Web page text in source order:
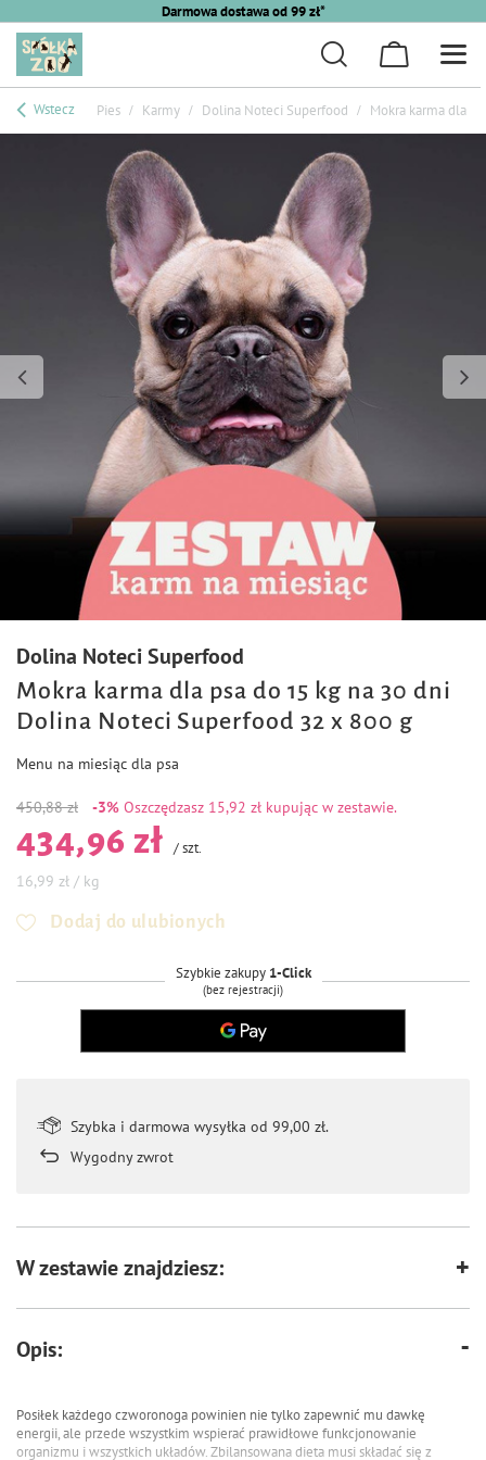
Darmowa dostawa od 99 zł*
Wstecz Pies Karmy Dolina Noteci Superfood Mokra karma dla
Dolina Noteci Superfood
Mokra karma dla psa do 15 kg na 30 dni
Dolina Noteci Superfood 32 x 800 g
Menu na miesiąc dla psa
450,88 zł -3% Oszczędzasz 15,92 zł kupując w zestawie.
434,96 zł /szt.
16,99 zł / kg
Dodaj do ulubionych
Szybkie zakupy 1-Click
(bez rejestracji)
Szybka i darmowa wysyłka od 99,00 zł.
Wygodny zwrot
W zestawie znajdziesz:
Opis:
Posiłek każdego czworonoga powinien nie tylko zapewnić mu dawkę
energii, ale przede wszystkim wspierać prawidłowe funkcjonowanie
organizmu i wszystkich układów. Zbilansowana dieta musi składać się z